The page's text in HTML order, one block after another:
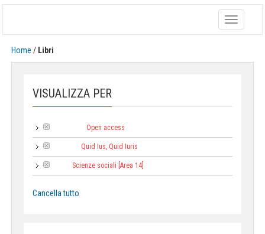
Toggle
navigation
Home / Libri
VISUALIZZA PER
Open access
Quid Ius, Quid Iuris
Scienze sociali [Area 14]
Cancella tutto